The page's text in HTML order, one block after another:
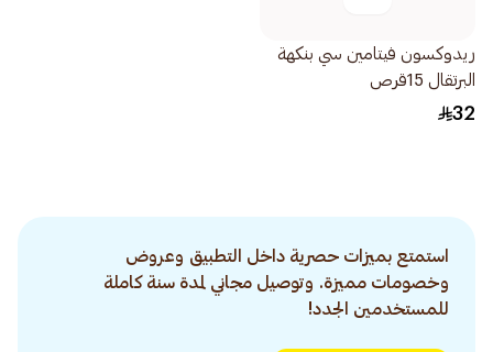
ريدوكسون فيتامين سي بنكهة
البرتقال 15قرص
32
استمتع بميزات حصرية داخل التطبيق وعروض
وخصومات مميزة. وتوصيل مجاني لمدة سنة كاملة
للمستخدمين الجدد!